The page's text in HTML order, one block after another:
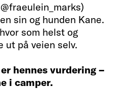
sin og hunden Kane.
som helst og
ut på veien selv.
hennes vurdering –
i camper.